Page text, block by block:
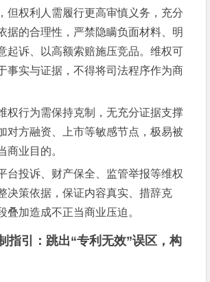
但权利人需履行更高审慎义务，充分
据的合理性，严禁隐瞒负面材料、明
起诉、以高额索赔施压竞品。维权可
事实与证据，不得将司法程序作为商
权行为需保持克制，无充分证据支撑
对方融资、上市等敏感节点，极易被
商业目的。
台投诉、财产保全、监管举报等维权
决策依据，保证内容真实、措辞克
叠加造成不正当商业压迫。
指引：跳出“专利无效”误区，构